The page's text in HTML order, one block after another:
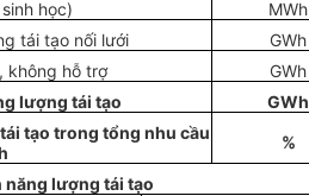
sinh học) MWh
tái tạo nối lưới GWh
không hỗ trợ GWh
lượng tái tạo GWh
tạo trong tổng nhu cầu
%
năng lượng tái tạo